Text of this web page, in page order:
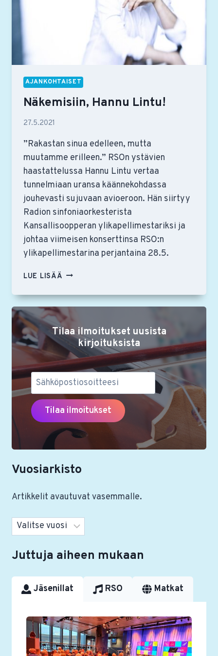
AJANKOHTAISET
Näkemisiin, Hannu Lintu!
27.5.2021
”Rakastan sinua edelleen, mutta
muutamme erilleen.” RSOn ystävien
haastattelussa Hannu Lintu vertaa
tunnelmiaan uransa käännekohdassa
jouhevasti sujuvaan avioeroon. Hän siirtyy
Radion sinfoniaorkesterista
Kansallisoopperan ylikapellimestariksi ja
johtaa viimeisen konserttinsa RSO:n
ylikapellimestarina perjantaina 28.5.
LUE LISÄÄ NÄKEMISIIN,
LINTU!
Tilaa ilmoitukset uusista
kirjoituksista
Vuosiarkisto
Artikkelit avautuvat vasemmalle.
Arkistot
Juttuja aiheen mukaan
Jäsenillat RSO Matkat